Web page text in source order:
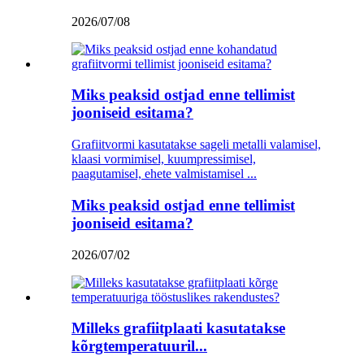
2026/07/08
Miks peaksid ostjad enne tellimist
jooniseid esitama?
Grafiitvormi kasutatakse sageli metalli valamisel,
klaasi vormimisel, kuumpressimisel,
paagutamisel, ehete valmistamisel ...
Miks peaksid ostjad enne tellimist
jooniseid esitama?
2026/07/02
Milleks grafiitplaati kasutatakse
kõrgtemperatuuril...